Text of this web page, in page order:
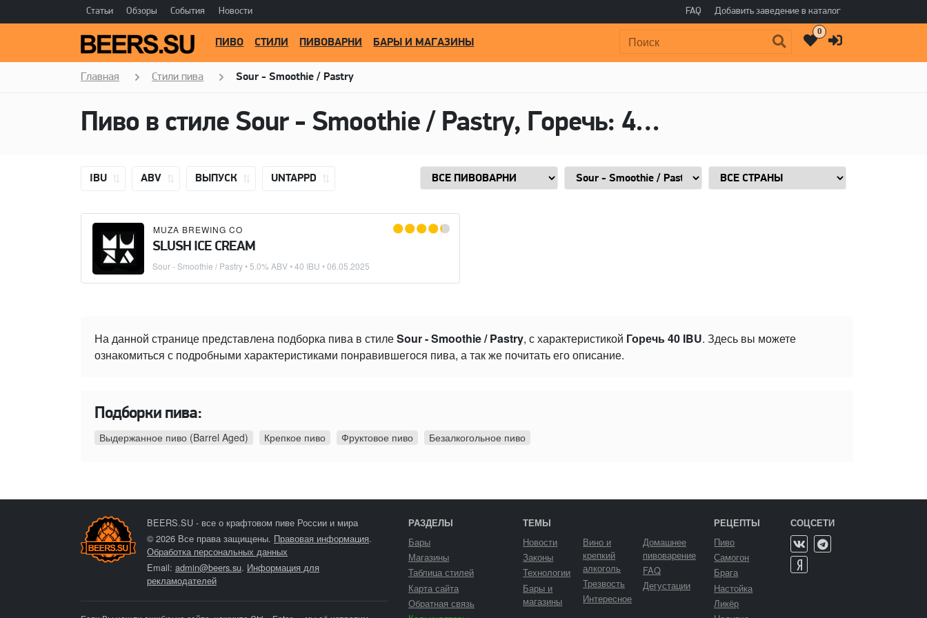
Статьи Обзоры События Новости FAQ Добавить заведение в каталог
Поиск:
ПИВО СТИЛИ ПИВОВАРНИ БАРЫ И МАГАЗИНЫ
0
Главная Стили пива Sour - Smoothie / Pastry
Пиво в стиле Sour - Smoothie / Pastry, Горечь: 40 IBU
IBU ABV ВЫПУСК UNTAPPD
MUZA BREWING CO
SLUSH ICE CREAM
Sour - Smoothie / Pastry• 5.0% ABV • 40 IBU •06.05.2025
На данной странице представлена подборка пива в стилеSour - Smoothie / Pastry, с характеристикой Горечь 40 IBU. Здесь вы можете
ознакомиться с подробными характеристиками понравившегося пива, а так же почитать его описание.
Подборки пива:
Выдержанное пиво (Barrel Aged) Крепкое пиво Фруктовое пиво Безалкогольное пиво
BEERS.SU - все о крафтовом пиве России и мира
© 2026 Все права защищены. Правовая информация.
Обработка персональных данных
Email: admin@beers.su. Информация для
рекламодателей
РАЗДЕЛЫ
Бары
Магазины
Таблица стилей
Карта сайта
Обратная связь
ТЕМЫ
Новости
Законы
Технологии
Бары и
магазины
Вино и
крепкий
алкоголь
Трезвость
Интересное
Домашнее
пивоварение
FAQ
Дегустации
РЕЦЕПТЫ
Пиво
Самогон
Брага
Настойка
Ликёр
СОЦСЕТИ